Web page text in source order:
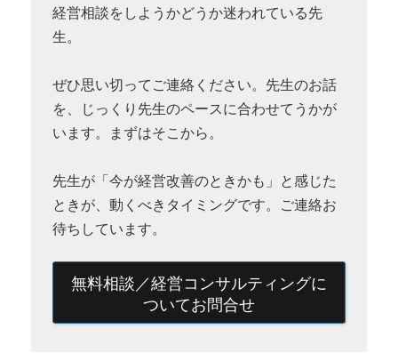
経営相談をしようかどうか迷われている先
生。
ぜひ思い切ってご連絡ください。先生のお話
を、じっくり先生のペースに合わせてうかが
います。まずはそこから。
先生が「今が経営改善のときかも」と感じた
ときが、動くべきタイミングです。ご連絡お
待ちしています。
無料相談／経営コンサルティングに
ついてお問合せ